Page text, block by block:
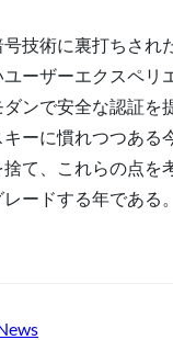
技術に裏打ちされ
ーザーエクスペリ
ンで安全な認証を
ーに慣れつつある
て、これらの点を
ードする年である。